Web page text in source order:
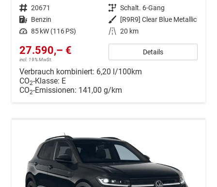
Fahrzeugnr. 20671 Getriebe Schalt. 6-Gang
Kraftstoff Benzin Außenfarbe
[R9R9] Clear Blue Metallic
Leistung 85 kW (116 PS) Kilometerstand 20 km
27.590,– €
incl. 19% MwSt.
Details
Verbrauch kombiniert: 6,20 l/100km
CO2-Klasse: E
CO2-Emissionen: 141,00 g/km